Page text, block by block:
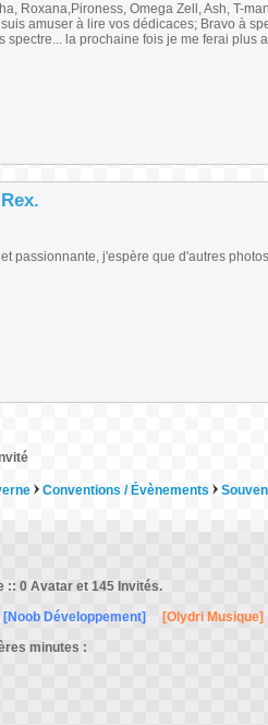
Roxana,Pironess, Omega Zell, Ash, T-
amuser à lire vos dédicaces; Bravo à
spectre... la prochaine fois je me ferai plus
passionnante, j'espère que d'autres
Conventions / Évènements
:: 0 Avatar et 145 Invités.
[Noob Développement]
[Olydri Musique]
minutes :